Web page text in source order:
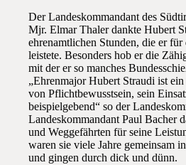
Der Landeskommandant des
Mjr. Elmar Thaler dankte Hubert
ehrenamtlichen Stunden, die er für
leistete. Besonders hob er die
mit der er so manches
„Ehrenmajor Hubert Straudi ist
von Pflichtbewusstsein, sein
beispielgebend“ so der
Landeskommandant Paul Bacher
und Weggefährten für seine
waren sie viele Jahre gemeinsam
und gingen durch dick und dünn.